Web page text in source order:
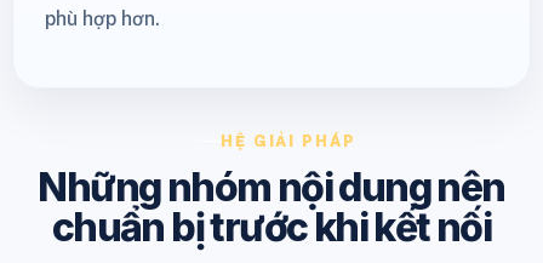
phù hợp hơn.
HỆ GIẢI PHÁP
Những nhóm nội dung nên
chuẩn bị trước khi kết nối